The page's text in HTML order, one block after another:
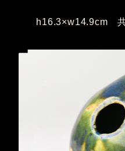
h16.3×w14.9cm